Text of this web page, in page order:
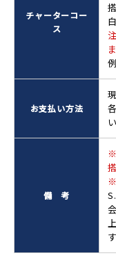
チャーターコー
ス
お支払い方法
備 考